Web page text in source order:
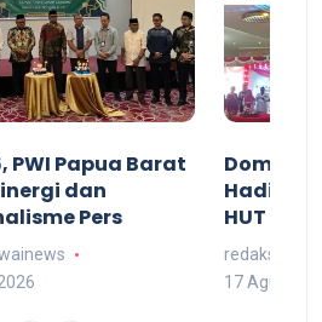
PWI Papua Barat
dan
Pers
Hadiri
HUT RI
redaksi
17 Agustus